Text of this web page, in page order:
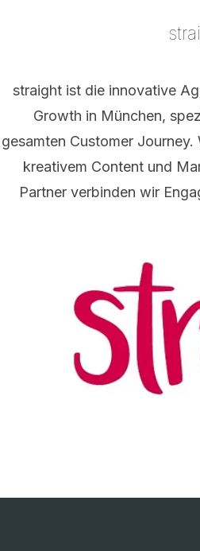
straight ist die innovative
Growth in München,
gesamten Customer
kreativem Content und
Partner verbinden wir